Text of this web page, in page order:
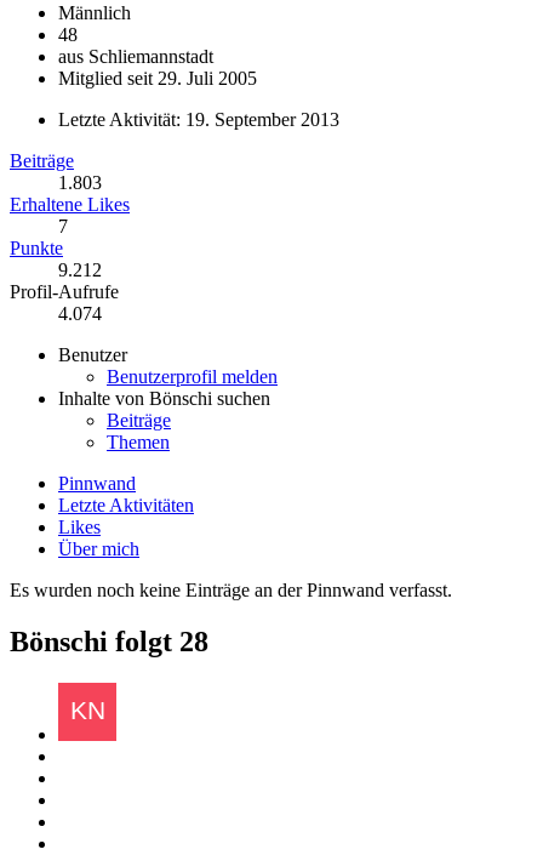
Männlich
48
aus Schliemannstadt
Mitglied seit 29. Juli 2005
Letzte Aktivität: 19. September 2013
Beiträge
1.803
Erhaltene Likes
7
Punkte
9.212
Profil-Aufrufe
4.074
Benutzer
Benutzerprofil melden
Inhalte von Bönschi suchen
Beiträge
Themen
Pinnwand
Letzte Aktivitäten
Likes
Über mich
Es wurden noch keine Einträge an der Pinnwand verfasst.
Bönschi folgt 28